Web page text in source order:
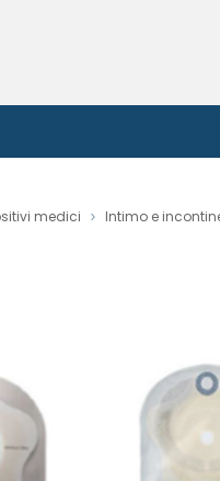
medici Intimo e